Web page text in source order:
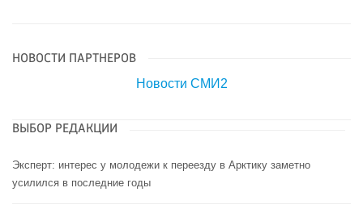
НОВОСТИ ПАРТНЕРОВ
Новости СМИ2
ВЫБОР РЕДАКЦИИ
Эксперт: интерес у молодежи к переезду в Арктику заметно
усилился в последние годы